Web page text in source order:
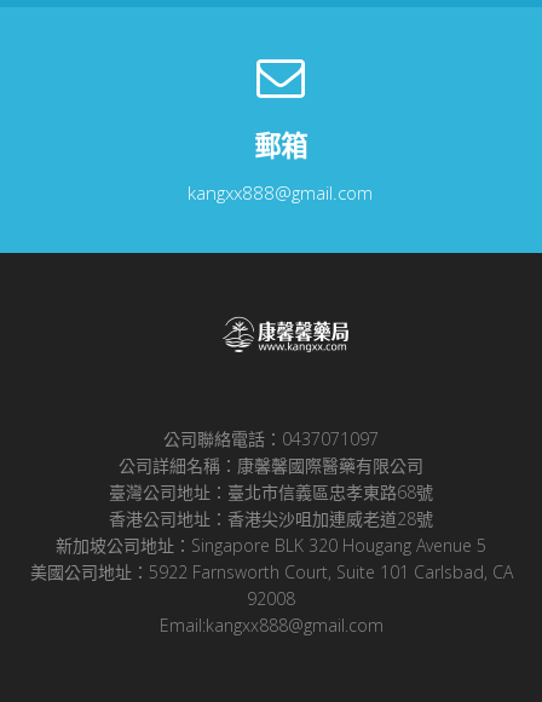
郵箱
kangxx888@gmail.com
公司聯絡電話：0437071097
公司詳細名稱：康馨馨國際醫藥有限公司
臺灣公司地址：臺北市信義區忠孝東路68號
香港公司地址：香港尖沙咀加連威老道28號
新加坡公司地址：Singapore BLK 320 Hougang Avenue 5
美國公司地址：5922 Farnsworth Court, Suite 101 Carlsbad, CA
92008
Email:kangxx888@gmail.com